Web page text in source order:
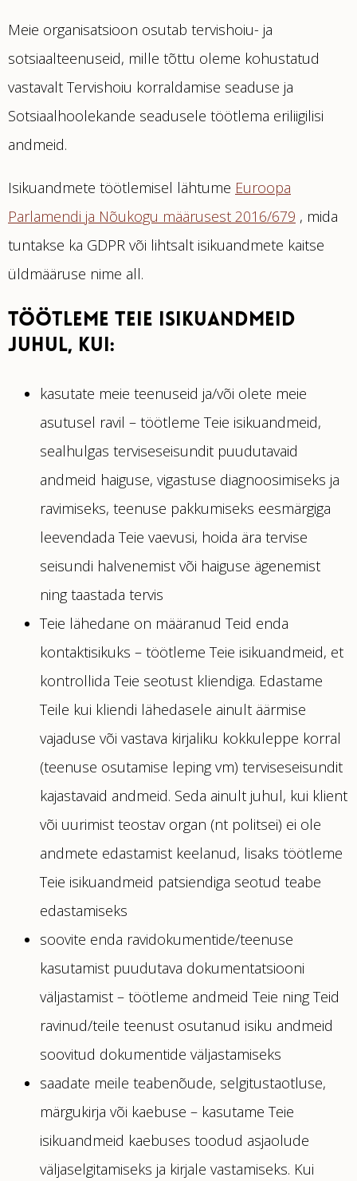
Meie organisatsioon osutab tervishoiu- ja
sotsiaalteenuseid, mille tõttu oleme kohustatud
vastavalt Tervishoiu korraldamise seaduse ja
Sotsiaalhoolekande seadusele töötlema eriliigilisi
andmeid.
Isikuandmete töötlemisel lähtume Euroopa
Parlamendi ja Nõukogu määrusest 2016/679 , mida
tuntakse ka GDPR või lihtsalt isikuandmete kaitse
üldmääruse nime all.
TÖÖTLEME TEIE ISIKUANDMEID
JUHUL, KUI:
kasutate meie teenuseid ja/või olete meie
asutusel ravil – töötleme Teie isikuandmeid,
sealhulgas terviseseisundit puudutavaid
andmeid haiguse, vigastuse diagnoosimiseks ja
ravimiseks, teenuse pakkumiseks eesmärgiga
leevendada Teie vaevusi, hoida ära tervise
seisundi halvenemist või haiguse ägenemist
ning taastada tervis
Teie lähedane on määranud Teid enda
kontaktisikuks – töötleme Teie isikuandmeid, et
kontrollida Teie seotust kliendiga. Edastame
Teile kui kliendi lähedasele ainult äärmise
vajaduse või vastava kirjaliku kokkuleppe korral
(teenuse osutamise leping vm) terviseseisundit
kajastavaid andmeid. Seda ainult juhul, kui klient
või uurimist teostav organ (nt politsei) ei ole
andmete edastamist keelanud, lisaks töötleme
Teie isikuandmeid patsiendiga seotud teabe
edastamiseks
soovite enda ravidokumentide/teenuse
kasutamist puudutava dokumentatsiooni
väljastamist – töötleme andmeid Teie ning Teid
ravinud/teile teenust osutanud isiku andmeid
soovitud dokumentide väljastamiseks
saadate meile teabenõude, selgitustaotluse,
märgukirja või kaebuse – kasutame Teie
isikuandmeid kaebuses toodud asjaolude
väljaselgitamiseks ja kirjale vastamiseks. Kui